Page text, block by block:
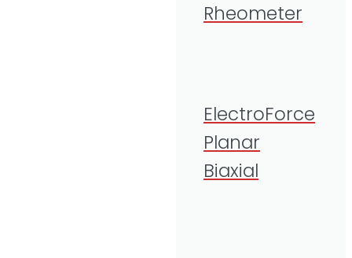
Rheometer
ElectroForce
Planar
Biaxial